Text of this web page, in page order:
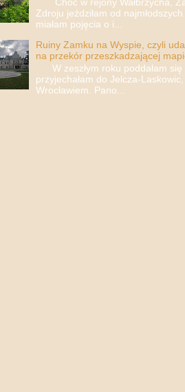
Choć w rejony Wałbrzycha,
Zdroju jeździłam od
miałam pojęcia o i...
Ruiny Zamku na Wyspie, czyli
na przekór przeszkadzającej
W zeszłym roku poddałam się
przyjechałam do Jelcza-
Wrocławiem. Pano...